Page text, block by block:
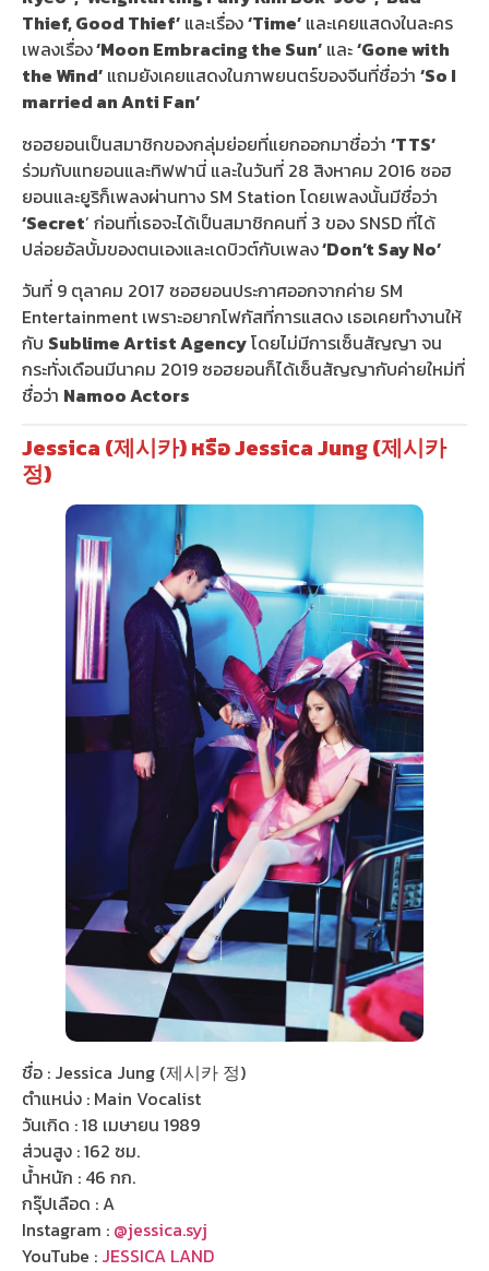
Thief, Good Thief’ และเรื่อง‘Time’ และเคยแสดงในละคร
เพลงเรื่อง‘Moon Embracing the Sun’ และ‘Gone with
the Wind’ แถมยังเคยแสดงในภาพยนตร์ของจีนที่ชื่อว่า ‘So I
married an Anti Fan’
ซอฮยอนเป็นสมาชิกของกลุ่มย่อยที่แยกออกมาชื่อว่า ‘TTS’
ร่วมกับแทยอนและทิฟฟานี่ และในวันที่ 28 สิงหาคม 2016 ซอฮ
ยอนและยูริก็เพลงผ่านทาง SM Station โดยเพลงนั้นมีชื่อว่า
‘Secret’ ก่อนที่เธอจะได้เป็นสมาชิกคนที่ 3 ของ SNSD ที่ได้
ปล่อยอัลบั้มของตนเองและเดบิวต์กับเพลง‘Don’t Say No’
วันที่ 9 ตุลาคม 2017 ซอฮยอนประกาศออกจากค่าย SM
Entertainment เพราะอยากโฟกัสที่การแสดง เธอเคยทำงานให้
กับ Sublime Artist Agencyโดยไม่มีการเซ็นสัญญา จน
กระทั่งเดือนมีนาคม 2019 ซอฮยอนก็ได้เซ็นสัญญากับค่ายใหม่ที่
ชื่อว่า Namoo Actors
Jessica (제시카) หรือ Jessica Jung (제시카
정)
ชื่อ : Jessica Jung (제시카 정)
ตำแหน่ง : Main Vocalist
วันเกิด : 18 เมษายน 1989
ส่วนสูง : 162 ซม.
น้ำหนัก : 46 กก.
กรุ๊ปเลือด : A
Instagram : @jessica.syj
YouTube : JESSICA LAND